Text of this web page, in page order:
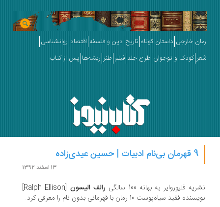
خارجی داستان کوتاه تاریخ دین و فلسفه اقتصاد روانشناسی
کودک و نوجوان طرح جلد فیلم طنز ریشه‌ها پس از کتاب
فلیوروایر به بهانه 100 سالگی رالف الیسون
فقید سیاه‌پوست 10 رمان با قهرمانی بدون نام را معرفی کرد.